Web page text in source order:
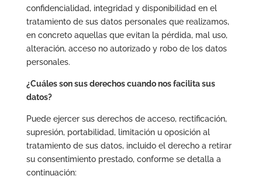
confidencialidad, integridad y disponibilidad en el
tratamiento de sus datos personales que realizamos,
en concreto aquellas que evitan la pérdida, mal uso,
alteración, acceso no autorizado y robo de los datos
personales.
¿Cuáles son sus derechos cuando nos facilita sus
datos?
Puede ejercer sus derechos de acceso, rectificación,
supresión, portabilidad, limitación u oposición al
tratamiento de sus datos, incluido el derecho a retirar
su consentimiento prestado, conforme se detalla a
continuación: